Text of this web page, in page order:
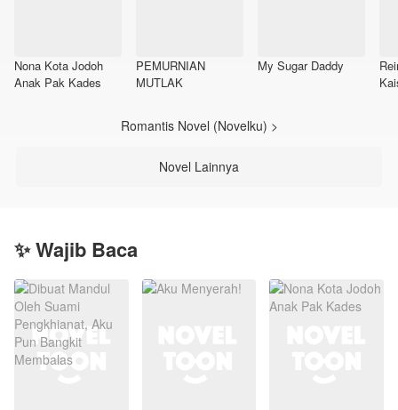
Nona Kota Jodoh
Anak Pak Kades
PEMURNIAN
MUTLAK
My Sugar Daddy
Romantis Novel (Novelku) >
Novel Lainnya
✨ Wajib Baca